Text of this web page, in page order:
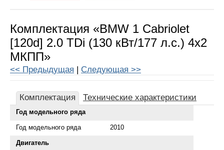
Комплектация «BMW 1 Cabriolet
[120d] 2.0 TDi (130 кВт/177 л.с.) 4x2
МКПП»
<< Предыдущая Следующая >>
Комплектация Технические характеристики
Год модельного ряда
Год модельного ряда 2010
Двигатель